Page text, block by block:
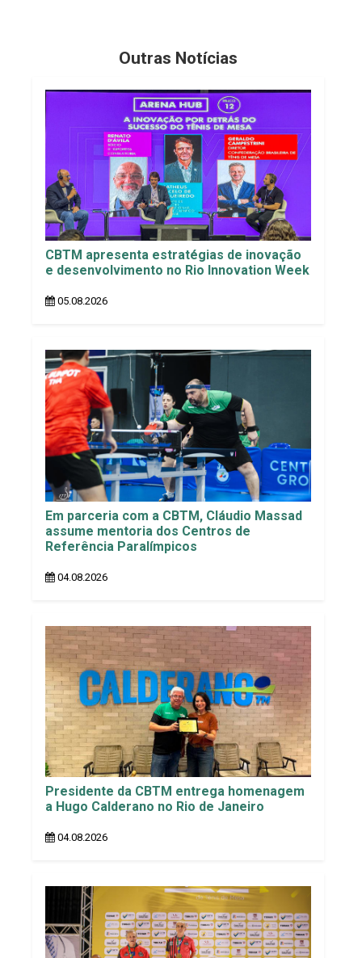
Outras Notícias
CBTM apresenta estratégias de inovação
e desenvolvimento no Rio Innovation Week
05.08.2026
Em parceria com a CBTM, Cláudio Massad
assume mentoria dos Centros de
Referência Paralímpicos
04.08.2026
Presidente da CBTM entrega homenagem
a Hugo Calderano no Rio de Janeiro
04.08.2026